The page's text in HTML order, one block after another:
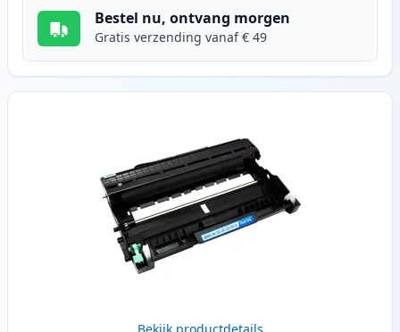
Bestel nu, ontvang morgen
Gratis verzending vanaf € 49